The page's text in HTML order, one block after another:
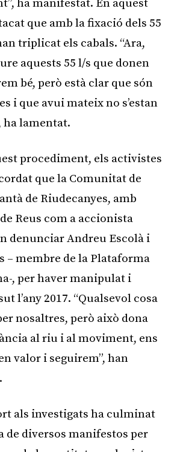
ha manifestat. En aquest
que amb la fixació dels 55
triplicat els cabals. “Ara,
aquests 55 l/s que donen
bé, però està clar que són
i que avui mateix no s’estan
ha lamentat.
procediment, els activistes
que la Comunitat de
de Riudecanyes, amb
Reus com a accionista
denunciar Andreu Escolà i
– membre de la Plataforma
, per haver manipulat i
l’any 2017. “Qualsevol cosa
nosaltres, però això dona
al riu i al moviment, ens
valor i seguirem”, han
als investigats ha culminat
de diversos manifestos per